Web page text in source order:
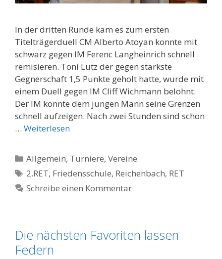
In der dritten Runde kam es zum ersten
Titelträgerduell CM Alberto Atoyan konnte mit
schwarz gegen IM Ferenc Langheinrich schnell
remisieren. Toni Lutz der gegen stärkste
Gegnerschaft 1,5 Punkte geholt hatte, wurde mit
einem Duell gegen IM Cliff Wichmann belohnt.
Der IM konnte dem jungen Mann seine Grenzen
schnell aufzeigen. Nach zwei Stunden sind schon
… Weiterlesen
Kategorien
Allgemein, Turniere,Vereine
Schlagwörter
2.RET, Friedensschule, Reichenbach, RET
Schreibe einen Kommentar
Die nächsten Favoriten lassen
Federn